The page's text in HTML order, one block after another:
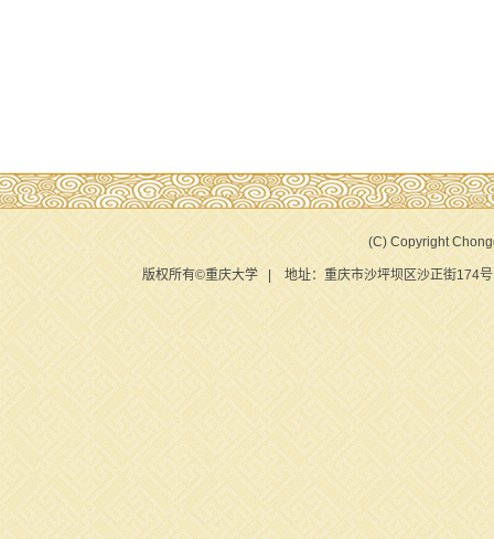
(C) Copyright
版权所有©重庆大学 | 地址：重庆市沙坪坝区沙正街